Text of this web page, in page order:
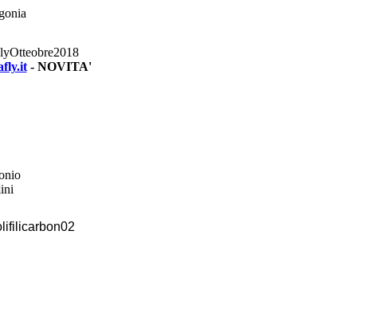
- NOVITA'